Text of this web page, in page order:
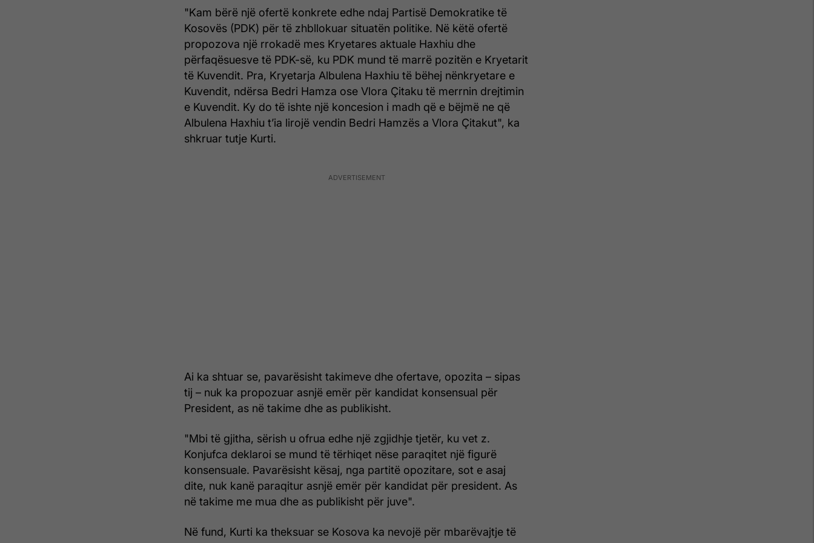
"Kam bërë një ofertë konkrete edhe ndaj Partisë Demokratike të
Kosovës (PDK) për të zhbllokuar situatën politike. Në këtë ofertë
propozova një rrokadë mes Kryetares aktuale Haxhiu dhe
përfaqësuesve të PDK-së, ku PDK mund të marrë pozitën e Kryetarit
të Kuvendit. Pra, Kryetarja Albulena Haxhiu të bëhej nënkryetare e
Kuvendit, ndërsa Bedri Hamza ose Vlora Çitaku të merrnin drejtimin
e Kuvendit. Ky do të ishte një koncesion i madh që e bëjmë ne që
Albulena Haxhiu t’ia lirojë vendin Bedri Hamzës a Vlora Çitakut", ka
shkruar tutje Kurti.
Ai ka shtuar se, pavarësisht takimeve dhe ofertave, opozita – sipas
tij – nuk ka propozuar asnjë emër për kandidat konsensual për
President, as në takime dhe as publikisht.
"Mbi të gjitha, sërish u ofrua edhe një zgjidhje tjetër, ku vet z.
Konjufca deklaroi se mund të tërhiqet nëse paraqitet një figurë
konsensuale. Pavarësisht kësaj, nga partitë opozitare, sot e asaj
dite, nuk kanë paraqitur asnjë emër për kandidat për president. As
në takime me mua dhe as publikisht për juve".
Në fund, Kurti ka theksuar se Kosova ka nevojë për mbarëvajtje të